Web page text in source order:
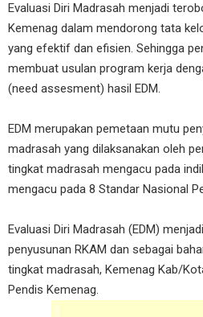
Evaluasi Diri Madrasah menjadi
Kemenag dalam mendorong tata
yang efektif dan efisien. Sehingga
membuat usulan program kerja
(need assesment) hasil EDM.
EDM merupakan pemetaan mutu
madrasah yang dilaksanakan oleh
tingkat madrasah mengacu pada
mengacu pada 8 Standar Nasional
Evaluasi Diri Madrasah (EDM)
penyusunan RKAM dan sebagai
tingkat madrasah, Kemenag Kab/
Pendis Kemenag.